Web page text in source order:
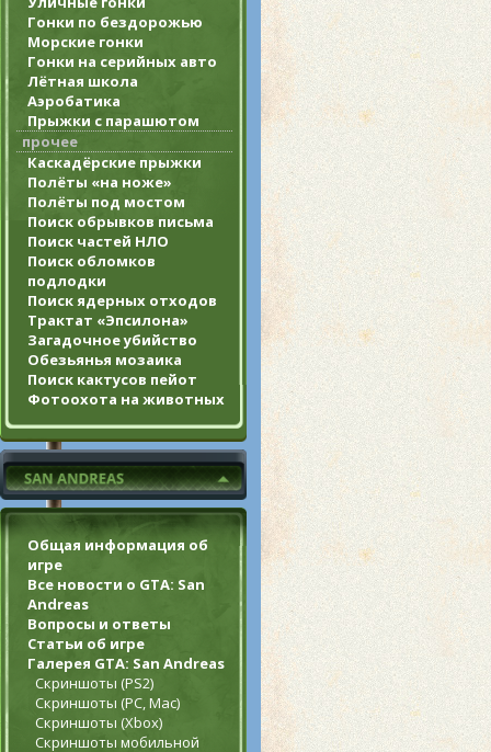
Гонки по бездорожью
Морские гонки
Гонки на серийных авто
Лётная школа
Аэробатика
Прыжки с парашютом
прочее
Каскадёрские прыжки
Полёты «на ноже»
Полёты под мостом
Поиск обрывков письма
Поиск частей НЛО
Поиск обломков
подлодки
Поиск ядерных отходов
Трактат «Эпсилона»
Загадочное убийство
Обезьянья мозаика
Поиск кактусов пейот
Фотоохота на животных
Общая информация об
игре
Все новости о GTA: San
Andreas
Вопросы и ответы
Статьи об игре
Галерея GTA: San Andreas
Скриншоты (PS2)
Скриншоты (PC, Mac)
Скриншоты (Xbox)
Скриншоты мобильной